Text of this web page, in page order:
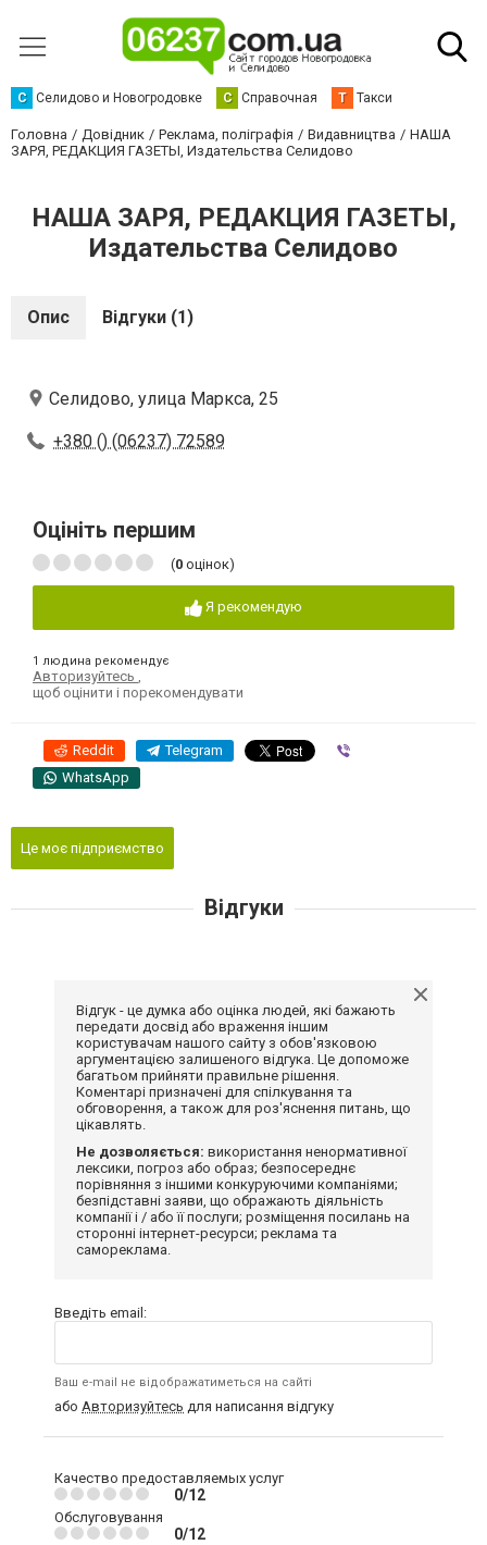
С Селидово и Новогродовке С Справочная Т Такси
Головна Довідник Реклама, поліграфія Видавництва
НАША
ЗАРЯ, РЕДАКЦИЯ ГАЗЕТЫ, Издательства Селидово
НАША ЗАРЯ, РЕДАКЦИЯ ГАЗЕТЫ,
Издательства Селидово
Опис Відгуки (1)
Селидово, улица Маркса, 25
+380 () (06237) 72589
Оцініть першим
(0 оцінок)
Я рекомендую
1 людина рекомендує
Авторизуйтесь
щоб оцінити і порекомендувати
Reddit Telegram
WhatsApp
Це моє підприємство
Відгуки
Відгук - це думка або оцінка людей, які бажають
передати досвід або враження іншим
користувачам нашого сайту з обов'язковою
аргументацією залишеного відгука. Це допоможе
багатьом прийняти правильне рішення.
Коментарі призначені для спілкування та
обговорення, а також для роз'яснення питань, що
цікавлять.
Не дозволяється: використання ненормативної
лексики, погроз або образ; безпосереднє
порівняння з іншими конкуруючими компаніями;
безпідставні заяви, що ображають діяльність
компанії і / або її послуги; розміщення посилань на
сторонні інтернет-ресурси; реклама та
самореклама.
Введіть email:
Ваш e-mail не відображатиметься на сайті
або Авторизуйтесь для написання відгуку
Качество предоставляемых услуг
0/12
Обслуговування
0/12